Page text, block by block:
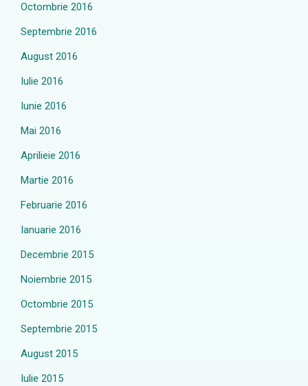
Octombrie 2016
Septembrie 2016
August 2016
Iulie 2016
Iunie 2016
Mai 2016
Aprilieie 2016
Martie 2016
Februarie 2016
Ianuarie 2016
Decembrie 2015
Noiembrie 2015
Octombrie 2015
Septembrie 2015
August 2015
Iulie 2015